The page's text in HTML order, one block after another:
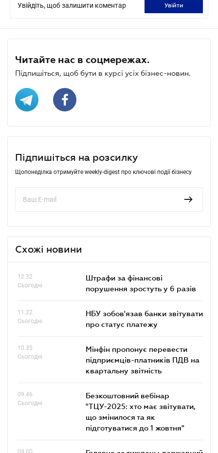
Увійдіть, щоб залишити коментар увійти
Читайте нас в соцмережах.
Підпишіться, щоб бути в курсі усіх бізнес-новин.
Підпишіться на розсилку
Щопонеділка отримуйте weekly-digest про ключові події бізнесу
Схожі новини
12.32
Сьогодні
Штрафи за фінансові
порушення зростуть у 6 разів
11.22
Сьогодні
НБУ зобов'язав банки звітувати
про статус платежу
10.35
Сьогодні
Мінфін пропонує перевести
підприємців-платників ПДВ на
квартальну звітність
09.46
Сьогодні
Безкоштовний вебінар
"ТЦУ-2025: хто має звітувати,
що змінилося та як
підготуватися до 1 жовтня"
09.00